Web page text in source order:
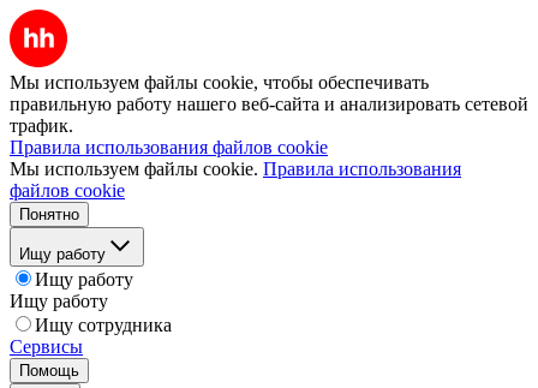
Мы используем файлы cookie, чтобы обеспечивать
правильную работу нашего веб-сайта и анализировать сетевой
трафик.
Правила использования файлов cookie
Мы используем файлы cookie. Правила использования
файлов cookie
Понятно
Ищу работу
Ищу работу
Ищу работу
Ищу сотрудника
Сервисы
Помощь